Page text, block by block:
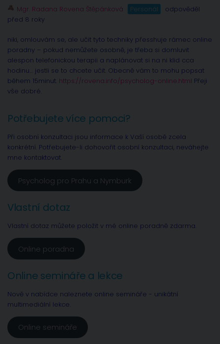
Mgr. Radana Rovena Štěpánková Personál
odpověděl
před 8 roky
niki, omlouvám se, ale učit tyto techniky přesshuje rámec online
poradny – pokud nemůžete osobně, je třeba si domluvit
alespon telefonickou terapii a naplánovat si na ni klid cca
hodinu… jestli se to chcete učit. Obecně vám to mohu popsat
během 15minut. https://rovena.info/psycholog-online.html Přeji
vše dobré.
Potřebujete více pomoci?
Při osobní konzultaci jsou informace k Vaší osobě zcela
konkrétní. Potřebujete-li dohovořit osobní konzultaci, neváhejte
mne kontaktovat.
Psycholog pro Prahu a Nymburk
Vlastní dotaz
Vlastní dotaz můžete položit v mé online poradně zdarma.
Online poradna
Online semináře a lekce
Nově v nabídce naleznete online semináře - unikátní
multimediální lekce.
Online semináře